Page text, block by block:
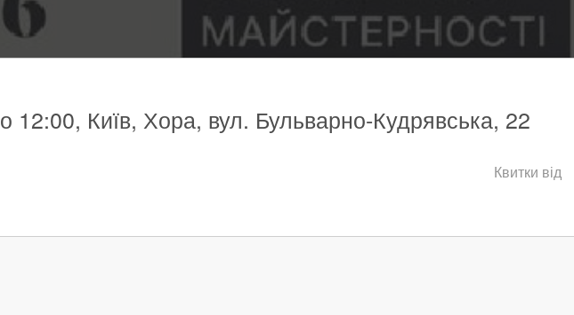
12:00, Київ, Хора, вул. Бульварно-Кудрявська, 22
Квитки від